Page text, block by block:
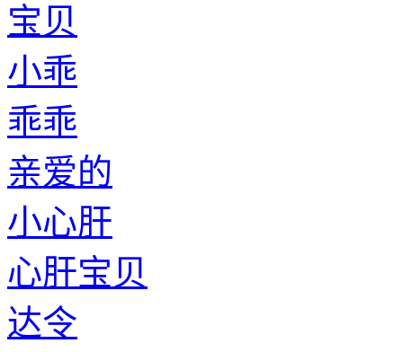
宝贝
小乖
乖乖
亲爱的
小心肝
心肝宝贝
达令